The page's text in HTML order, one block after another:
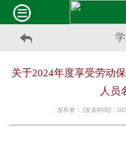
关于2024年度享受劳动
人员
发布者： [发表时间]：